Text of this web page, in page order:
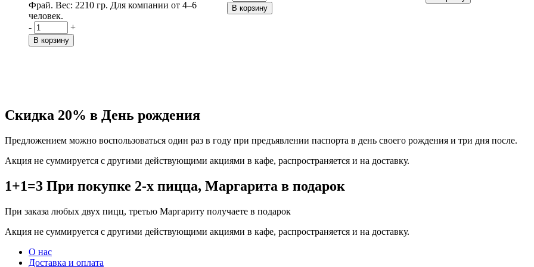
Фрай. Вес: 2210 гр. Для компании от 4–6
человек.
-
+
В корзину
В корзину
Скидка 20% в День рождения
Предложением можно воспользоваться один раз в году при предъявлении паспорта в день своего рождения и три дня после.
Акция не суммируется с другими действующими акциями в кафе, распространяется и на доставку.
1+1=3 При покупке 2-х пицца, Маргарита в подарок
При заказа любых двух пицц, третью Маргариту получаете в подарок
Акция не суммируется с другими действующими акциями в кафе, распространяется и на доставку.
О нас
Доставка и оплата